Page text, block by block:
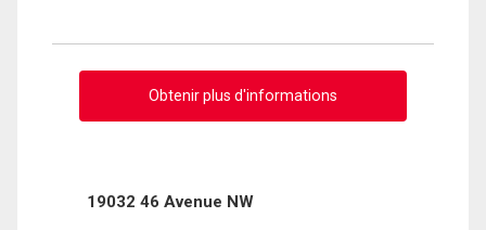
Obtenir plus d'informations
19032 46 Avenue NW